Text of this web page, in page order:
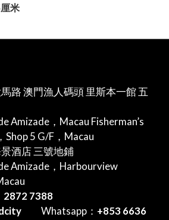
厘米
路 澳門漁人碼頭 里斯本一館 五
Amizade，Macau Fisherman’s
5 G/F，Macau
酒店 三號地鋪
Amizade，Harbourview
2872 7388
Whatsapp： +853 6636